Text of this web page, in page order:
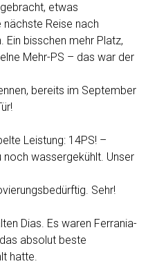
etwas
Reise nach
bisschen mehr Platz,
Mehr-PS – das war der
bereits im September
Leistung: 14PS! –
wassergekühlt. Unser
Sehr!
Dias. Es waren Ferrania-
absolut beste
hatte.